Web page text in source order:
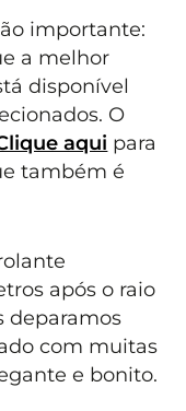
importante:
a melhor
disponível
O
aqui para
também é
após o raio
deparamos
com muitas
e bonito.